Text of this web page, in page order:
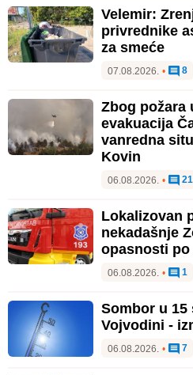
Velemir:
privrednike
za smeće
07.08.2026. • 8
Zbog požara
evakuacija
vanredna
Kovin
06.08.2026. • 21
Lokalizovan
nekadašnje
opasnosti
06.08.2026. • 1
Sombor u
Vojvodini -
06.08.2026. • 7